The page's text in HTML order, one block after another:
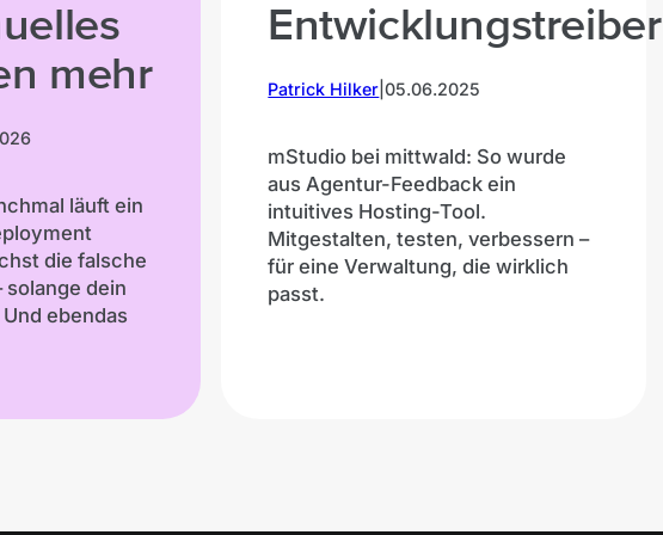
mehr
läuft ein
die falsche
solange dein
ebendas
Entwicklungstreiber
Patrick Hilker |05.06.2025
mStudio bei mittwald: So wurde
aus Agentur-Feedback ein
intuitives Hosting-Tool.
Mitgestalten, testen, verbessern –
für eine Verwaltung, die wirklich
passt.